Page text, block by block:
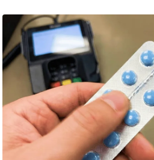
वु
ड
फि
मी
क्षा
B